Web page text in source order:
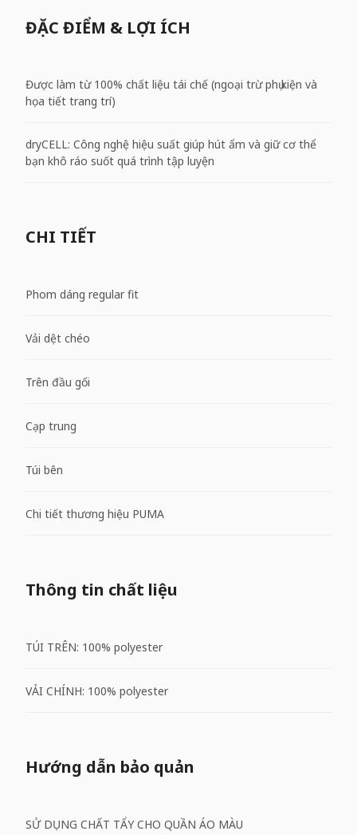
ĐẶC ĐIỂM & LỢI ÍCH
Được làm từ 100% chất liệu tái chế (ngoại trừ phụ kiện và
họa tiết trang trí)
dryCELL: Công nghệ hiệu suất giúp hút ẩm và giữ cơ thể
bạn khô ráo suốt quá trình tập luyện
CHI TIẾT
Phom dáng regular fit
Vải dệt chéo
Trên đầu gối
Cạp trung
Túi bên
Chi tiết thương hiệu PUMA
Thông tin chất liệu
TÚI TRÊN: 100% polyester
VẢI CHÍNH: 100% polyester
Hướng dẫn bảo quản
SỬ DỤNG CHẤT TẨY CHO QUẦN ÁO MÀU